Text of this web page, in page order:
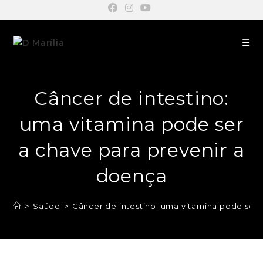
Câncer de intestino:
uma vitamina pode ser
a chave para prevenir a
doença
> Saúde > Câncer de intestino: uma vitamina pode ser